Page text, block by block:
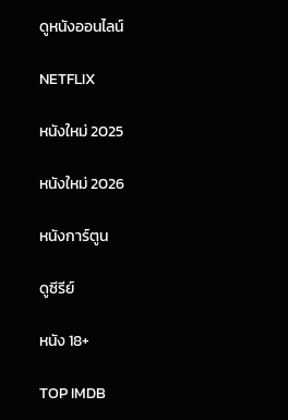
ดูหนังออนไลน์
หนังจีน
NETFLIX
หนังใหม่ 2025
หนังใหม่ 2026
หนังการ์ตูน
ดูซีรีย์
หนัง 18+
TOP IMDB